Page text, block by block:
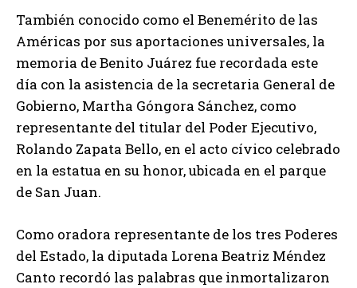
También conocido como el Benemérito de las
Américas por sus aportaciones universales, la
memoria de Benito Juárez fue recordada este
día con la asistencia de la secretaria General de
Gobierno, Martha Góngora Sánchez, como
representante del titular del Poder Ejecutivo,
Rolando Zapata Bello, en el acto cívico celebrado
en la estatua en su honor, ubicada en el parque
de San Juan.
Como oradora representante de los tres Poderes
del Estado, la diputada Lorena Beatriz Méndez
Canto recordó las palabras que inmortalizaron